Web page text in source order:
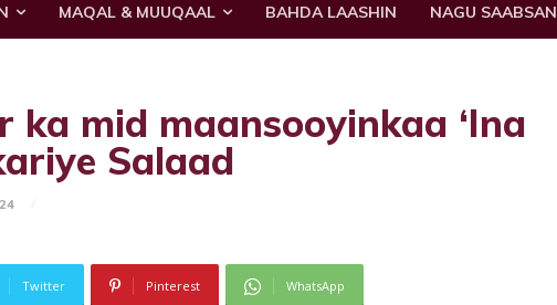
MAQAL & MUUQAAL BAHDA LAASHIN NAGU SAABSAN
ka mid maansooyinkaa ‘Ina
Salaad
Twitter Pinterest WhatsApp